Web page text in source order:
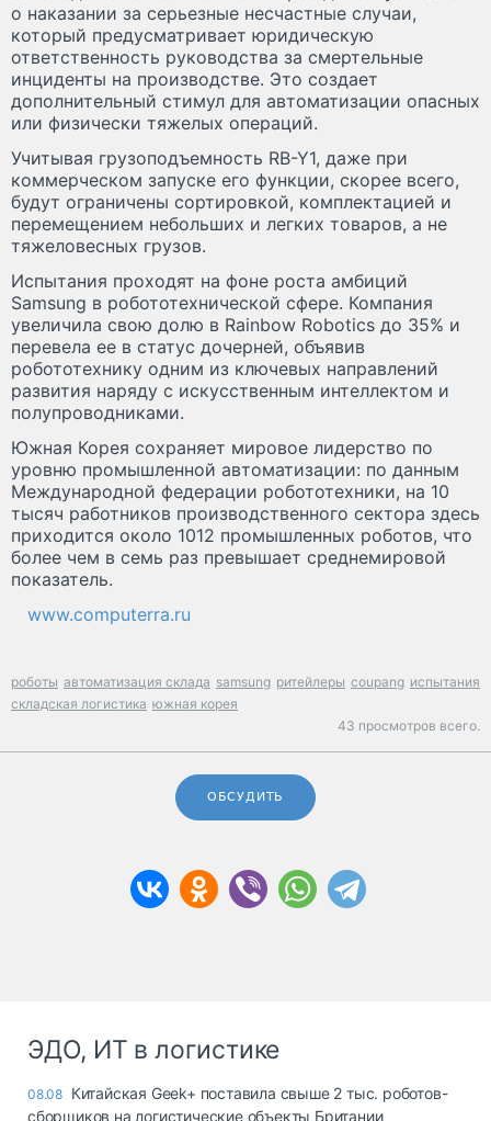
о наказании за серьезные несчастные случаи,
который предусматривает юридическую
ответственность руководства за смертельные
инциденты на производстве. Это создает
дополнительный стимул для автоматизации опасных
или физически тяжелых операций.
Учитывая грузоподъемность RB-Y1, даже при
коммерческом запуске его функции, скорее всего,
будут ограничены сортировкой, комплектацией и
перемещением небольших и легких товаров, а не
тяжеловесных грузов.
Испытания проходят на фоне роста амбиций
Samsung в робототехнической сфере. Компания
увеличила свою долю в Rainbow Robotics до 35% и
перевела ее в статус дочерней, объявив
робототехнику одним из ключевых направлений
развития наряду с искусственным интеллектом и
полупроводниками.
Южная Корея сохраняет мировое лидерство по
уровню промышленной автоматизации: по данным
Международной федерации робототехники, на 10
тысяч работников производственного сектора здесь
приходится около 1012 промышленных роботов, что
более чем в семь раз превышает среднемировой
показатель.
www.computerra.ru
роботы автоматизация склада samsung ритейлеры coupang испытания
складская логистика южная корея
43 просмотров всего.
ОБСУДИТЬ
ЭДО, ИТ в логистике
08.08 Китайская Geek+ поставила свыше 2 тыс. роботов-
сборщиков на логистические объекты Британии